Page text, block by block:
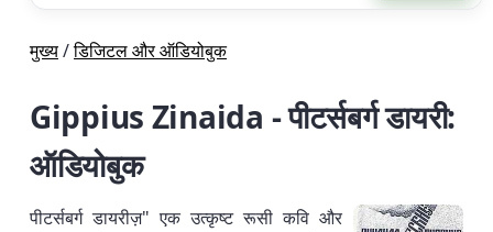
मुख्य/डिजिटल और ऑडियोबुक
Gippius Zinaida - पीटर्सबर्ग डायरी:
ऑडियोबुक
पीटर्सबर्ग डायरीज़" एक उत्कृष्ट रूसी कवि और